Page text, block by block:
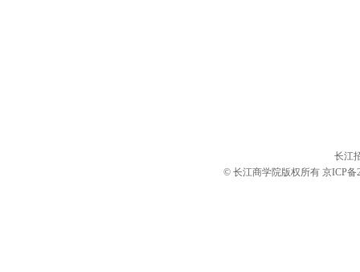
长江
© 长江商学院版权所有 京ICP备